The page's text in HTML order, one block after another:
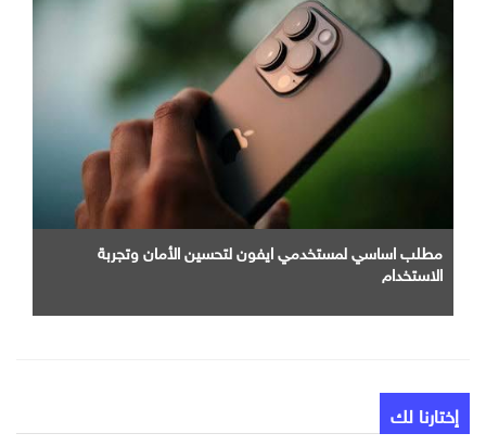
مطلب اساسي لمستخدمي ايفون لتحسين الأمان وتجربة
الاستخدام
إختارنا لك